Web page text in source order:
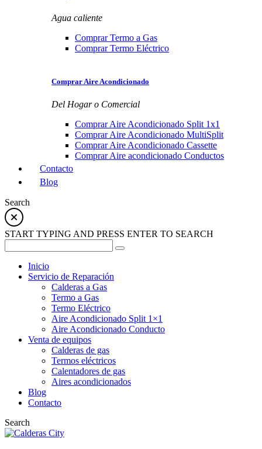
Agua caliente
Comprar Termo a Gas
Comprar Termo Eléctrico
Comprar Aire Acondicionado
Del Hogar o Comercial
Comprar Aire Acondicionado Split 1x1
Comprar Aire Acondicionado MultiSplit
Comprar Aire Acondicionado Cassette
Comprar Aire acondicionado Conductos
Contacto
Blog
Search
START TYPING AND PRESS ENTER TO SEARCH
Inicio
Servicio de Reparación
Calderas a Gas
Termo a Gas
Termo Eléctrico
Aire Acondicionado Split 1×1
Aire Acondicionado Conducto
Venta de equipos
Calderas de gas
Termos eléctricos
Calentadores de gas
Aires acondicionados
Blog
Contacto
Search